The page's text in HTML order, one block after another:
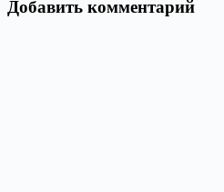
Добавить комментарий